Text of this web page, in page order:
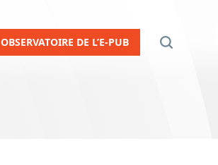
OBSERVATOIRE DE L’E-PUB